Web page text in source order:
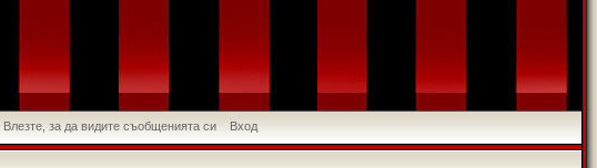
Влезте, за да видите съобщенията си Вход